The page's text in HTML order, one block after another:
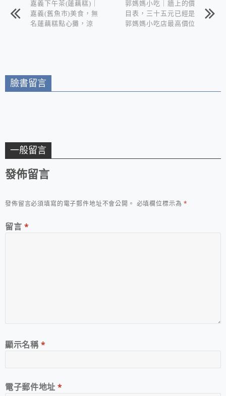
嘉義下午茶(蓮藕糕)｜
嘉義(舊魚市)美食，無
名蓮藕糕點心攤，涼
郭媽媽小吃｜牆上的價
目表，三十五元已經是
郭媽媽小吃店最高價位
臉書留言
一般留言
發佈留言
發佈留言必須填寫的電子郵件地址不會公開。 必填欄位標示為*
留言 *
顯示名稱*
電子郵件地址*